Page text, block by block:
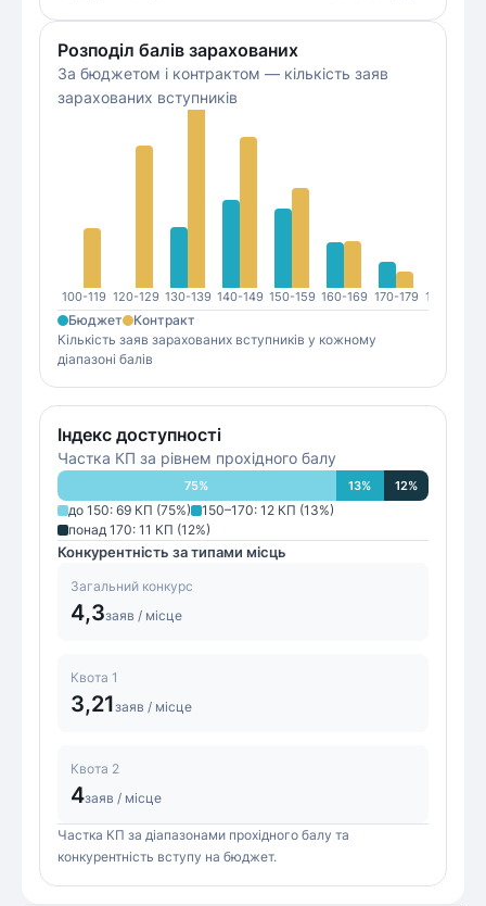
Розподіл балів зарахованих
За бюджетом і контрактом — кількість заяв
зарахованих вступників
100-119 120-129 130-139 140-149 150-159 160-169 170-179 180-189
Бюджет
Контракт
Кількість заяв зарахованих вступників у кожному
діапазоні балів
Індекс доступності
Частка КП за рівнем прохідного балу
75% 13% 12%
до 150: 69 КП (75%) 150–170: 12 КП (13%)
понад 170: 11 КП (12%)
Конкурентність за типами місць
Загальний конкурс
4,3заяв / місце
Квота 1
3,21заяв / місце
Квота 2
4заяв / місце
Частка КП за діапазонами прохідного балу та
конкурентність вступу на бюджет.